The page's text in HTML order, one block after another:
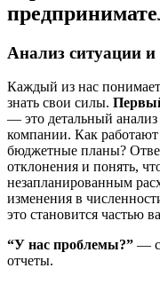
Анализ ситуации
Каждый из нас
знать свои силы.
— это детальный
компании. Как
бюджетные планы?
отклонения и понять,
незапланированным
изменения в
это становится частью
“У нас проблемы?” —
отчеты.